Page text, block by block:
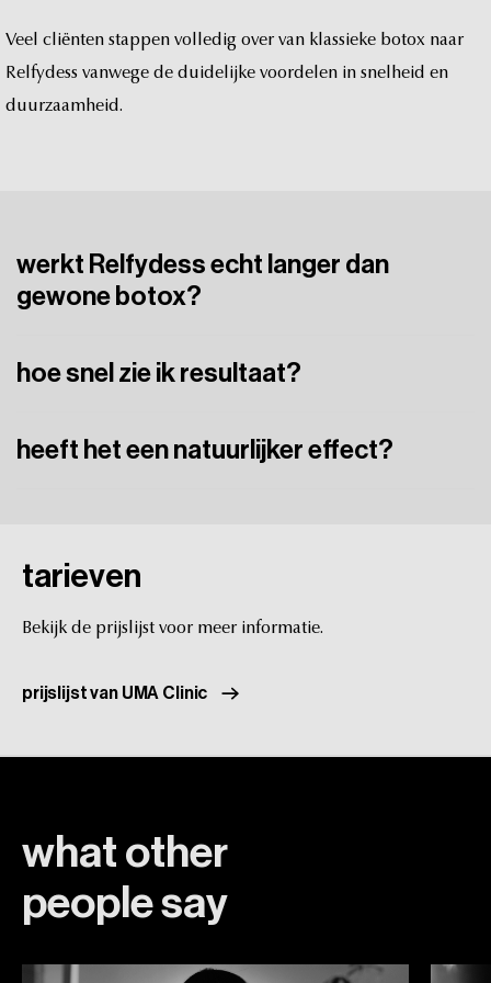
Veel cliënten stappen volledig over van klassieke botox naar
Relfydess vanwege de duidelijke voordelen in snelheid en
duurzaamheid.
werkt Relfydess echt langer dan
gewone botox?
4–6 maanden, aanzienlijk langer dan
hoe snel zie ik resultaat?
neurotoxines.
heeft het een natuurlijker effect?
tarieven
Bekijk de prijslijst voor meer informatie.
prijslijst van UMA Clinic
what other
peoplesay